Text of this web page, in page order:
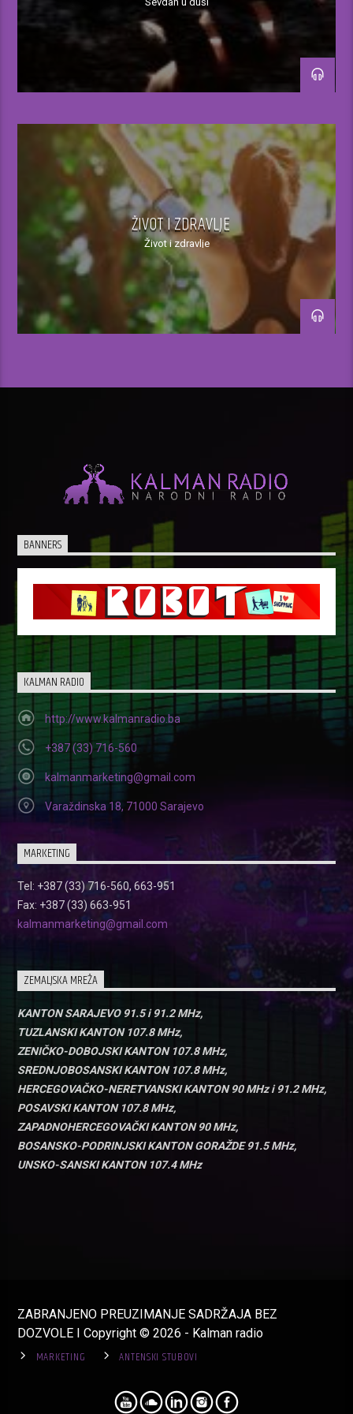
ŽIVOT I ZDRAVLJE
Život i zdravlje
BANNERS
KALMAN RADIO
http://www.kalmanradio.ba
+387 (33) 716-560
kalmanmarketing@gmail.com
Varaždinska 18, 71000 Sarajevo
MARKETING
Tel: +387 (33) 716-560, 663-951
Fax: +387 (33) 663-951
kalmanmarketing@gmail.com
ZEMALJSKA MREŽA
KANTON SARAJEVO 91.5 i 91.2 MHz,
TUZLANSKI KANTON 107.8 MHz,
ZENIČKO-DOBOJSKI KANTON 107.8 MHz,
SREDNJOBOSANSKI KANTON 107.8 MHz,
HERCEGOVAČKO-NERETVANSKI KANTON 90 MHz i 91.2 MHz,
POSAVSKI KANTON 107.8 MHz,
ZAPADNOHERCEGOVAČKI KANTON 90 MHz,
BOSANSKO-PODRINJSKI KANTON GORAŽDE 91.5 MHz,
UNSKO-SANSKI KANTON 107.4 MHz
ZABRANJENO PREUZIMANJE SADRŽAJA BEZ
DOZVOLE I Copyright © 2026 - Kalman radio
MARKETING ANTENSKI STUBOVI